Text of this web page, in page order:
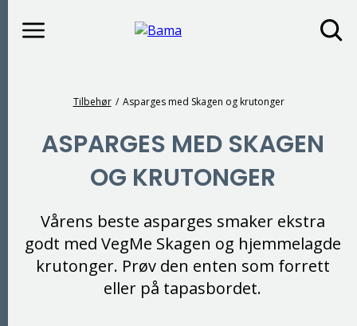
Meny
Du er her
Tilbehør Asparges med Skagen og krutonger
ASPARGES MED SKAGEN
OG KRUTONGER
Vårens beste asparges smaker ekstra
godt med VegMe Skagen og hjemmelagde
krutonger. Prøv den enten som forrett
eller på tapasbordet.